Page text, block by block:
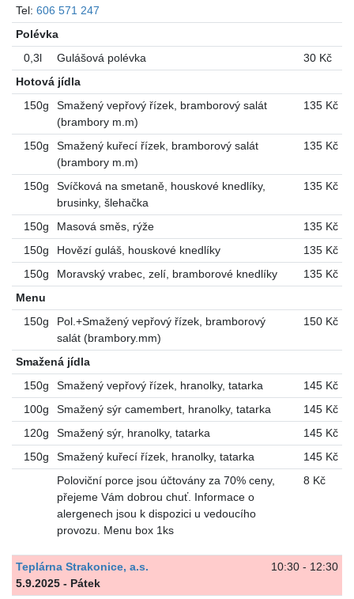
Tel: 606 571 247
Polévka
0,3l
Gulášová polévka
30 Kč
Hotová jídla
150g
Smažený vepřový řízek, bramborový salát
(brambory m.m)
135 Kč
150g
Smažený kuřecí řízek, bramborový salát
(brambory m.m)
135 Kč
150g
Svíčková na smetaně, houskové knedlíky,
brusinky, šlehačka
135 Kč
150g Masová směs, rýže
135 Kč
150g
Hovězí guláš, houskové knedlíky
135 Kč
150g
Moravský vrabec, zelí, bramborové knedlíky
135 Kč
Menu
150g
Pol.+Smažený vepřový řízek, bramborový
salát (brambory.mm)
150 Kč
Smažená jídla
150g
Smažený vepřový řízek, hranolky, tatarka
145 Kč
100g
Smažený sýr camembert, hranolky, tatarka
145 Kč
120g
Smažený sýr, hranolky, tatarka
145 Kč
150g
Smažený kuřecí řízek, hranolky, tatarka
145 Kč
Poloviční porce jsou účtovány za 70% ceny,
přejeme Vám dobrou chuť. Informace o
alergenech jsou k dispozici u vedoucího
provozu. Menu box 1ks
8 Kč
10:30 - 12:30
Teplárna Strakonice, a.s.
5.9.2025 - Pátek